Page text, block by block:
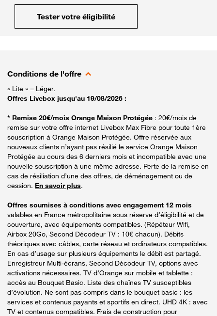
Tester votre éligibilité
Conditions de l'offre
« Lite » = Léger.
Offres Livebox jusqu'au 19/08/2026 :
* Remise 20€/mois Orange Maison Protégée : 20€/mois de
remise sur votre offre internet Livebox Max Fibre pour toute 1ère
souscription à Orange Maison Protégée. Offre réservée aux
nouveaux clients n’ayant pas résilié le service Orange Maison
Protégée au cours des 6 derniers mois et incompatible avec une
nouvelle souscription à une même adresse. Perte de la remise en
cas de résiliation d’une des offres, de déménagement ou de
cession. En savoir plus.
Offres soumises à conditions avec engagement 12 mois
valables en France métropolitaine sous réserve d’éligibilité et de
couverture, avec équipements compatibles. (Répéteur Wifi,
Airbox 20Go, Second Décodeur TV : 10€ chacun). Débits
théoriques avec câbles, carte réseau et ordinateurs compatibles.
En cas d’usage sur plusieurs équipements le débit est partagé.
Enregistreur Multi-écrans, Second Décodeur TV, options avec
activations nécessaires. TV d’Orange sur mobile et tablette :
accès au Bouquet Basic. Liste des chaînes TV susceptibles
d’évolution. Ne sont pas compris dans le bouquet basic : les
services et contenus payants et sportifs en direct. UHD 4K : avec
TV et contenus compatibles. Frais de construction pour